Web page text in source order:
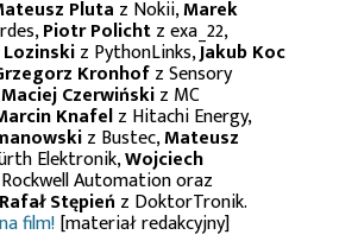
Pluta z Nokii,Marek
Piotr Polichtz exa_22,
z PythonLinks,Jakub Koc
Kronhofz Sensory
Maciej Czerwińskiz MC
Knafelz Hitachi Energy,
z Bustec,Mateusz
Elektronik,Wojciech
Automation oraz
Rafał Stępień z DoktorTronik.
film![materiał redakcyjny]